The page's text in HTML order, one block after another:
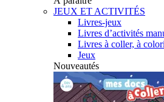
JEUX ET ACTIVITÉS
Livres-jeux
Livres d’activités
Livres à coller, à
Jeux
Nouveautés